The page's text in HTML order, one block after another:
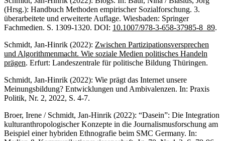
(Hrsg.): Handbuch Methoden empirischer Sozialforschung. 3.
überarbeitete und erweiterte Auflage. Wiesbaden: Springer
Fachmedien. S. 1309-1320. DOI: 10.1007/978-3-658-37985-8_89.
Schmidt, Jan-Hinrik (2022): Zwischen Partizipationsversprechen
und Algorithmenmacht. Wie soziale Medien politisches Handeln
prägen. Erfurt: Landeszentrale für politische Bildung Thüringen.
Schmidt, Jan-Hinrik (2022): Wie prägt das Internet unsere
Meinungsbildung? Entwicklungen und Ambivalenzen. In: Praxis
Politik, Nr. 2, 2022, S. 4-7.
Broer, Irene / Schmidt, Jan-Hinrik (2022): “Dasein”: Die Integration
kulturanthropologischer Konzepte in die Journalismusforschung am
Beispiel einer hybriden Ethnografie beim SMC Germany. In: